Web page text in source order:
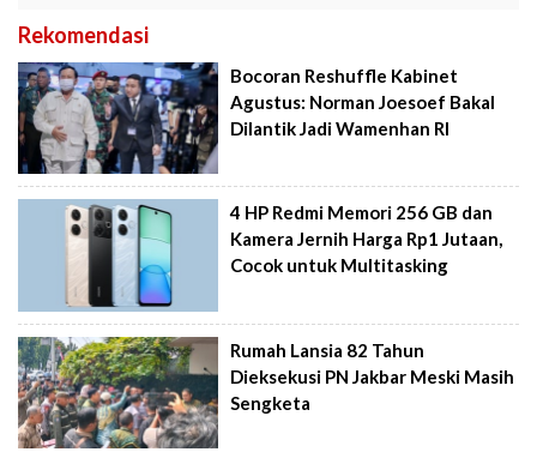
Rekomendasi
Bocoran Reshuffle Kabinet
Agustus: Norman Joesoef Bakal
Dilantik Jadi Wamenhan RI
4 HP Redmi Memori 256 GB dan
Kamera Jernih Harga Rp1 Jutaan,
Cocok untuk Multitasking
Rumah Lansia 82 Tahun
Dieksekusi PN Jakbar Meski Masih
Sengketa